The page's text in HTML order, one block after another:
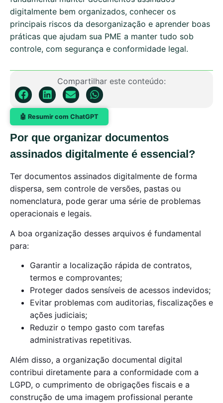
digitalmente bem organizados, conhecer os
principais riscos da desorganização e aprender boas
práticas que ajudam sua PME a manter tudo sob
controle, com segurança e conformidade legal.
Compartilhar este conteúdo:
🤖 Resumir com ChatGPT
Por que organizar documentos
assinados digitalmente é essencial?
Ter documentos assinados digitalmente de forma
dispersa, sem controle de versões, pastas ou
nomenclatura, pode gerar uma série de problemas
operacionais e legais.
A boa organização desses arquivos é fundamental
para:
Garantir a localização rápida de contratos,
termos e comprovantes;
Proteger dados sensíveis de acessos indevidos;
Evitar problemas com auditorias, fiscalizações e
ações judiciais;
Reduzir o tempo gasto com tarefas
administrativas repetitivas.
Além disso, a organização documental digital
contribui diretamente para a conformidade com a
LGPD, o cumprimento de obrigações fiscais e a
construção de uma imagem profissional perante